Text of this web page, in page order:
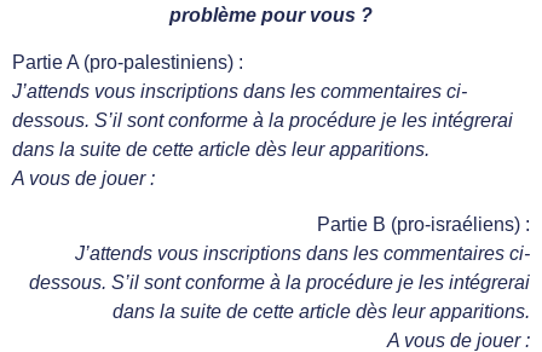
problème pour vous ?
Partie A (pro-palestiniens) :
J’attends vous inscriptions dans les commentaires ci-
dessous. S’il sont conforme à la procédure je les intégrerai
dans la suite de cette article dès leur apparitions.
A vous de jouer :
Partie B (pro-israéliens) :
J’attends vous inscriptions dans les commentaires ci-
dessous. S’il sont conforme à la procédure je les intégrerai
dans la suite de cette article dès leur apparitions.
A vous de jouer :